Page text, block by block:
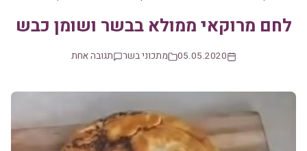
לחם מרוקאי ממולא בבשר ושומן כבש
05.05.2020 מתכוני בשר תגובה אחת